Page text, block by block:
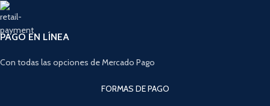
PAGO EN LÍNEA
Con todas las opciones de Mercado Pago
FORMAS DE PAGO